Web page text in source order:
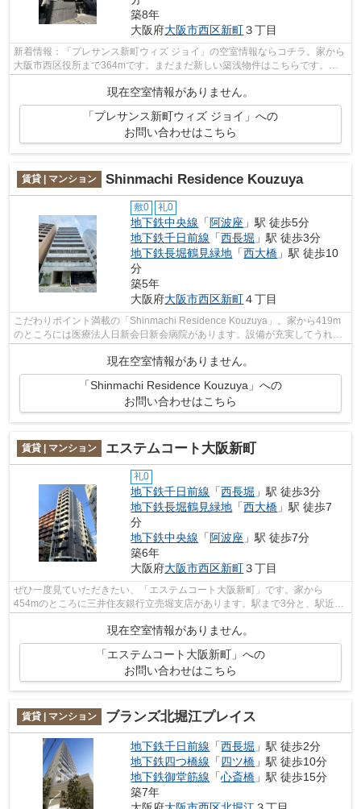
築8年
大阪府大阪市西区新町３丁目
新着情報：「プレサンス新町ウィズ ジョイ」の空室情報ならコチラ。家から
大阪市西区役所まで364mです。まだまだ新しい築浅物件はこちらです。徒
現在空室情報がありません。
「プレサンス新町ウィズ ジョイ」への
お問い合わせはこちら
賃貸 | マンション Shinmachi Residence Kouzuya
敷0 礼0
地下鉄中央線 「 阿波座 」駅 徒歩5分
地下鉄千日前線 「西長堀 」駅 徒歩3分
地下鉄長堀鶴見緑地 「西大橋 」駅 徒歩10
分
築5年
大阪府大阪市西区新町４丁目
こだわりポイント満載の「Shinmachi Residence Kouzuya」。家から419m
のところには医療法人日新会日新会病院があります。設備が充実してうれし
現在空室情報がありません。
「Shinmachi Residence Kouzuya」への
お問い合わせはこちら
賃貸 | マンション エステムコート大阪新町
礼0
地下鉄千日前線 「西長堀 」駅 徒歩3分
地下鉄長堀鶴見緑地 「西大橋 」駅 徒歩7
分
地下鉄中央線 「 阿波座 」駅 徒歩7分
築6年
大阪府大阪市西区新町３丁目
ぜひ一度見ていただきたい、「エステムコート大阪新町」です。家から
454mのところに三井住友銀行立売堀支店があります。駅まで3分と、駅近で
アクセスも良好な物件です。設備が充実した...
現在空室情報がありません。
「エステムコート大阪新町」への
お問い合わせはこちら
賃貸 | マンション ブランズ北堀江プレイス
地下鉄千日前線 「西長堀 」駅 徒歩2分
地下鉄四つ橋線 「四ツ橋 」駅 徒歩10分
地下鉄御堂筋線 「心斎橋 」駅 徒歩15分
築7年